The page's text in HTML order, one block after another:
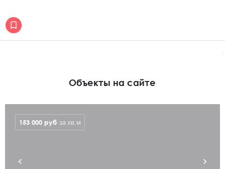
Объекты на сайте
153 000 руб за кв.м